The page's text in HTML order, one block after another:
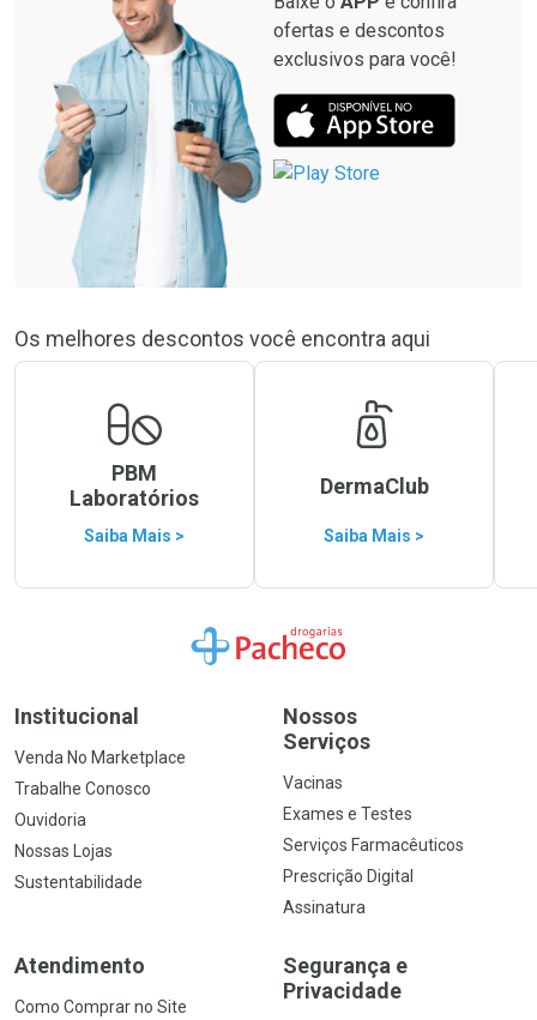
ofertas e descontos
exclusivos para você!
Os melhores descontos você encontra aqui
PBM
Laboratórios
Saiba Mais >
DermaClub
Saiba Mais >
Ir para a Home
Institucional
Venda No Marketplace
Trabalhe Conosco
Ouvidoria
Nossas Lojas
Sustentabilidade
Nossos
Serviços
Vacinas
Exames e Testes
Serviços Farmacêuticos
Prescrição Digital
Assinatura
Atendimento
Como Comprar no Site
Segurança e
Privacidade